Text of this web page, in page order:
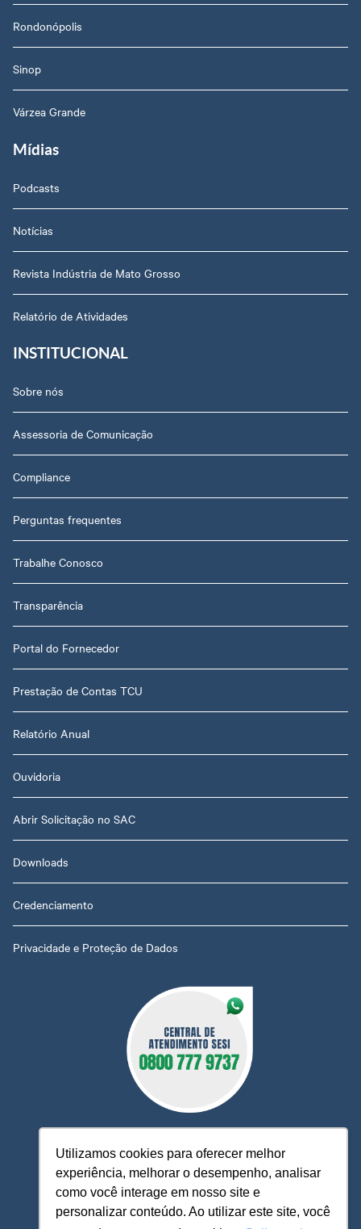
Utilizamos cookies para oferecer melhor
experiência, melhorar o desempenho, analisar
como você interage em nosso site e
personalizar conteúdo. Ao utilizar este site, você
Rondonópolis
Sinop
Várzea Grande
Mídias
Podcasts
Notícias
Revista Indústria de Mato Grosso
Relatório de Atividades
INSTITUCIONAL
Sobre nós
Assessoria de Comunicação
Compliance
Perguntas frequentes
Trabalhe Conosco
Transparência
Portal do Fornecedor
Prestação de Contas TCU
Relatório Anual
Ouvidoria
Abrir Solicitação no SAC
Downloads
Credenciamento
Privacidade e Proteção de Dados
O Sesi MT está à sua disposição, pronto para esclarecer
dúvidas, receber reclamações, sugestões e firmar parcerias,
visando sempre oferecer melhores serviços e atendimento.